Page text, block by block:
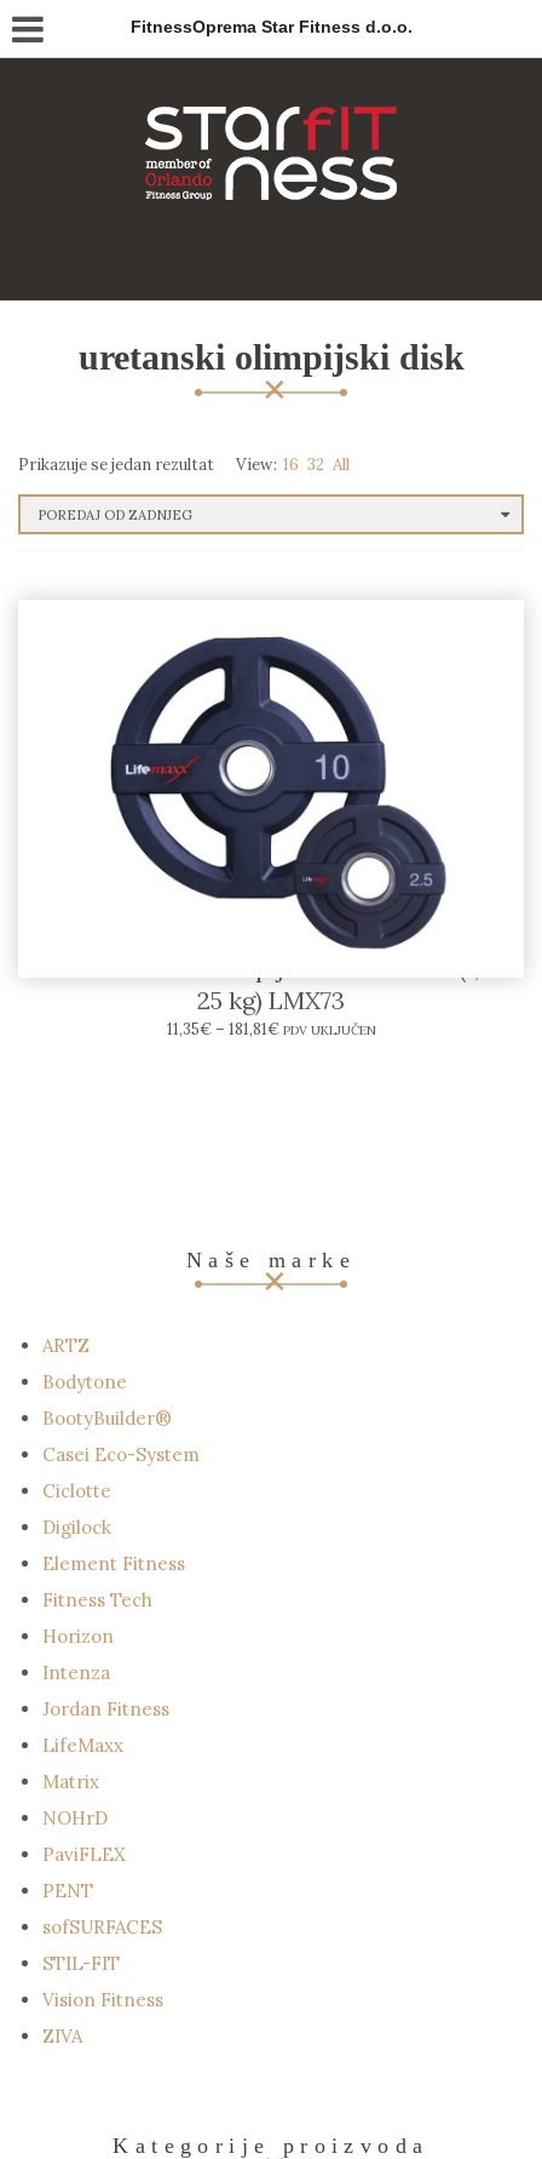
FitnessOprema Star Fitness d.o.o.
uretanski olimpijski disk
Prikazuje se jedan rezultat View: 16 32 All
25 kg) LMX73
11,35€– 181,81€ PDV UKLJUČEN
Naše marke
ARTZ
Bodytone
BootyBuilder®
Casei Eco-System
Ciclotte
Digilock
Element Fitness
Fitness Tech
Horizon
Intenza
Jordan Fitness
LifeMaxx
Matrix
NOHrD
PaviFLEX
PENT
sofSURFACES
STIL-FIT
Vision Fitness
ZIVA
Kategorije proizvoda